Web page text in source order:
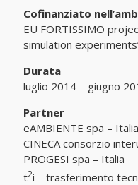
Cofinanziato
EU FORTISSIMO
simulation
Durata
luglio 2014 – giugno
Partner
eAMBIENTE spa –
CINECA consorzio
PROGESI spa – Italia
t2i – trasferimento